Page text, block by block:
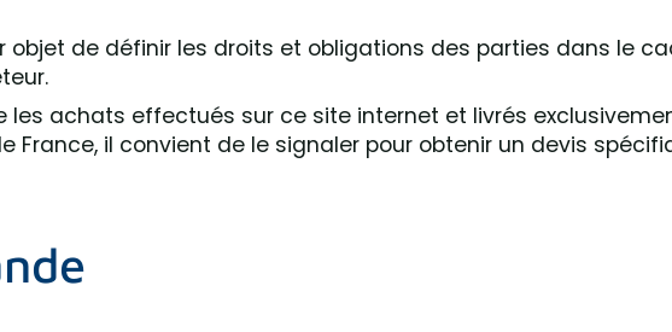
objet de définir les droits et obligations des parties dans le
achats effectués sur ce site internet et livrés
France, il convient de le signaler pour obtenir un devis